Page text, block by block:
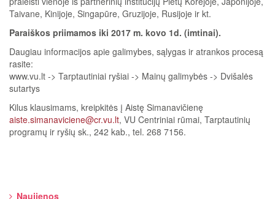
Taivane, Kinijoje, Singapūre, Gruzijoje, Rusijoje ir kt.
Paraiškos priimamos iki 2017 m. kovo 1d. (imtinai).
Daugiau informacijos apie galimybes, sąlygas ir atrankos procesą
rasite:
www.vu.lt -> Tarptautiniai ryšiai -> Mainų galimybės -> Dvišalės
sutartys
Kilus klausimams, kreipkitės į Aistę Simanavičienę
aiste.simanaviciene@cr.vu.lt, VU Centriniai rūmai, Tarptautinių
programų ir ryšių sk., 242 kab., tel. 268 7156.
Naujienos